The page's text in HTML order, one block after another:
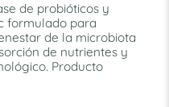
de probióticos y
formulado para
de la microbiota
de nutrientes y
Producto